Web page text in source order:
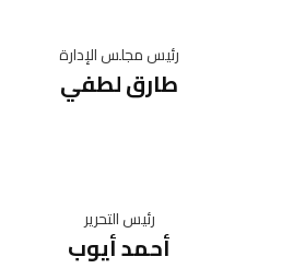
رئيس مجلس الإدارة
طارق لطفي
رئيس التحرير
أحمد أيوب